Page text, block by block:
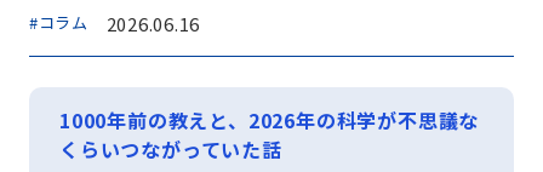
#コラム 2026.06.16
1000年前の教えと、2026年の科学が不思議な
くらいつながっていた話